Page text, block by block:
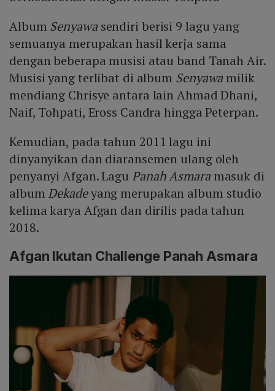
Album Senyawasendiri berisi 9 lagu yang
semuanya merupakan hasil kerja sama
dengan beberapa musisi atau band Tanah Air.
Musisi yang terlibat di album Senyawa milik
mendiang Chrisye antara lain Ahmad Dhani,
Naif, Tohpati, Eross Candra hingga Peterpan.
Kemudian, pada tahun 2011 lagu ini
dinyanyikan dan diaransemen ulang oleh
penyanyi Afgan. Lagu Panah Asmara masuk di
album Dekadeyang merupakan album studio
kelima karya Afgan dan dirilis pada tahun
2018.
Afgan Ikutan Challenge Panah Asmara